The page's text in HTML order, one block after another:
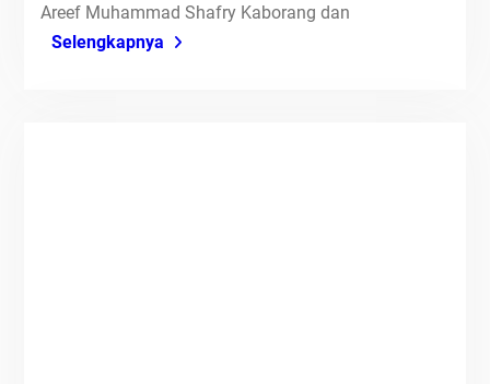
Areef Muhammad Shafry Kaborang dan
Selengkapnya